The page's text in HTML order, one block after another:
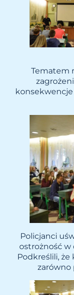
Tematem
konsekwencje
Policjanci
ostrożność
Podkreślili, że
zarówno